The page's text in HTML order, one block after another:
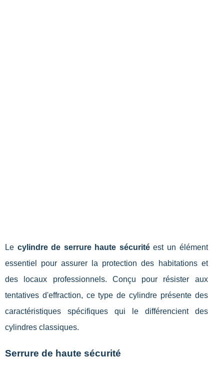
Le cylindre de serrure haute sécuritéest un élément
essentiel pour assurer la protection des habitations et
des locaux professionnels. Conçu pour résister aux
tentatives d'effraction, ce type de cylindre présente des
caractéristiques spécifiques qui le différencient des
cylindres classiques.
Serrure de haute sécurité